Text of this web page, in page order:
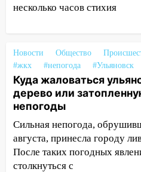
Шторм
14:14 Студента из
мошенники под
14:12 Куда
упавшее дерево или
после непогоды
13:59 В Новом
ветром сорвало
несколько часов стихия
Новости Общество
#жкх
#непогода #Ульяновск
Куда жаловаться
дерево или
непогоды
Сильная непогода,
августа, принесла городу
После таких погодных
столкнуться с